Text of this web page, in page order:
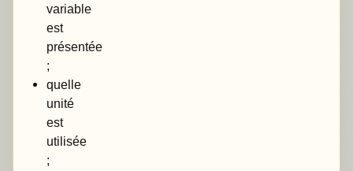
variable
est
présentée
;
quelle
unité
est
utilisée
;